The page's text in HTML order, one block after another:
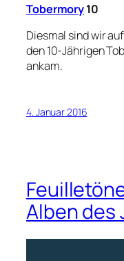
Tobermory10
Diesmal sind wir
den 10-Jährigen
ankam.
4. Januar 2016
Alben des